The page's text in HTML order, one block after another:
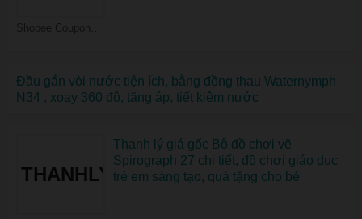
Đầu gắn vòi nước tiện ích, bằng đồng thau Waternymph
N34 , xoay 360 độ, tăng áp, tiết kiệm nước
THANHLY
Thanh lý giá gốc Bộ đồ chơi vẽ
Spirograph 27 chi tiết, đồ chơi giáo dục
trẻ em sáng tạo, quà tặng cho bé